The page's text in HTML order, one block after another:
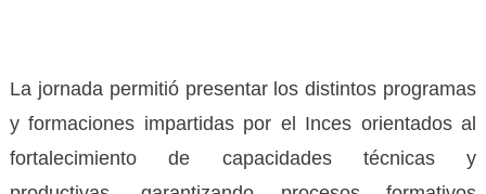
La jornada permitió presentar los distintos programas
y formaciones impartidas por el Inces orientados al
fortalecimiento de capacidades técnicas y